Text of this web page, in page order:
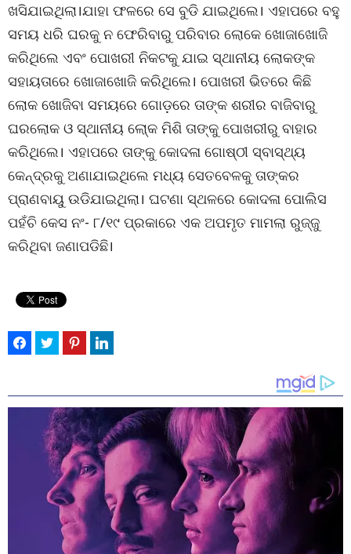
ଖସିଯାଇଥିଲା।ଯାହା ଫଳରେ ସେ ବୁଡି ଯାଇଥିଲେ। ଏହାପରେ ବହୁ
ସମୟ ଧରି ଘରକୁ ନ ଫେରିବାରୁ ପରିବାର ଲୋକେ ଖୋଜାଖୋଜି
କରିଥିଲେ ଏବଂ ପୋଖରୀ ନିକଟକୁ ଯାଇ ସ୍ଥାନୀୟ ଲୋକଙ୍କ
ସହାୟତାରେ ଖୋଜାଖୋଜି କରିଥିଲେ। ପୋଖରୀ ଭିତରେ କିଛି
ଲୋକ ଖୋଜିବା ସମୟରେ ଗୋଡ଼ରେ ତାଙ୍କ ଶରୀର ବାଜିବାରୁ
ଘରଲୋକ ଓ ସ୍ଥାନୀୟ ଲୋ୍କ ମିଶି ତାଙ୍କୁ ପୋଖରୀରୁ ବାହାର
କରିଥିଲେ। ଏହାପରେ ତାଙ୍କୁ କୋଦଳା ଗୋଷ୍ଠୀ ସ୍ବାସ୍ଥ୍ୟ
କେନ୍ଦ୍ରକୁ ଅଣାଯାଇଥିଲେ ମଧ୍ୟ ସେତବେଳକୁ ତାଙ୍କର
ପ୍ରାଣବାୟୁ ଉଡିଯାଇଥିଲା। ଘଟଣା ସ୍ଥଳରେ କୋଦଳା ପୋଲିସ
ପହଁଚି କେସ ନଂ- ୮/୧୯ ପ୍ରକାରେ ଏକ ଅପମୃତ ମାମଲା ରୁଜ୍ଜୁ
କରିଥିବା ଜଣାପଡିଛି।